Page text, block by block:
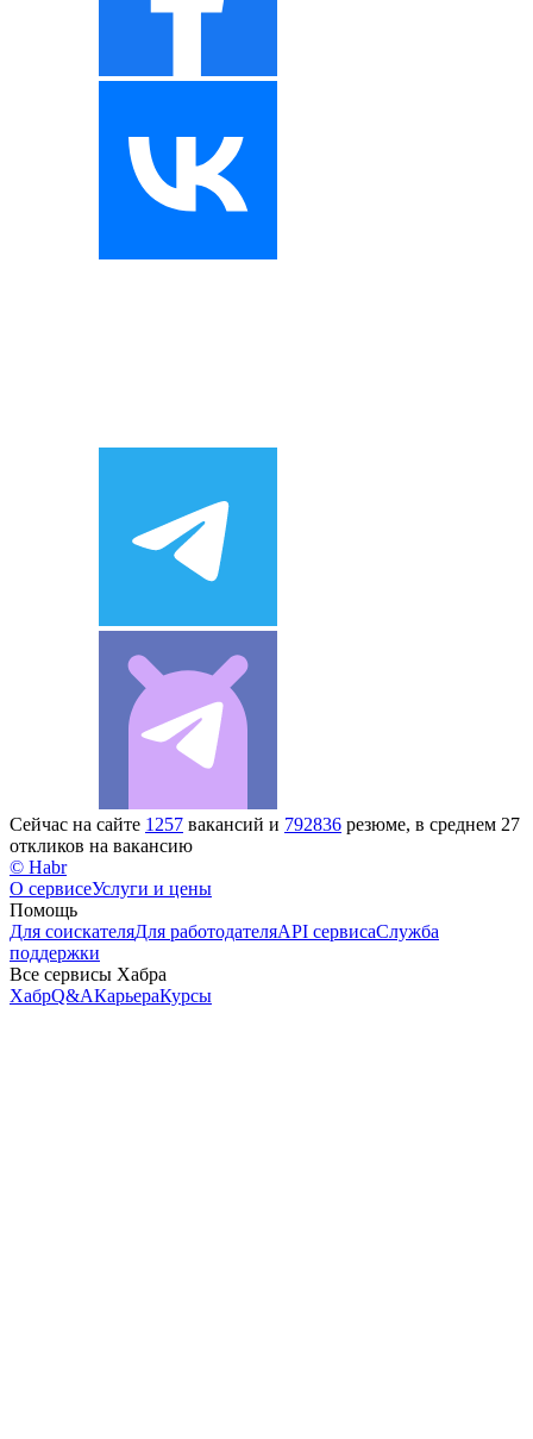
Сейчас на сайте 1257 вакансий и 792836 резюме, в среднем 27
откликов на вакансию
© Habr
О сервисеУслуги и цены
Помощь
Для соискателяДля работодателяAPI сервисаСлужба
поддержки
Все сервисы Хабра
ХабрQ&AКарьераКурсы